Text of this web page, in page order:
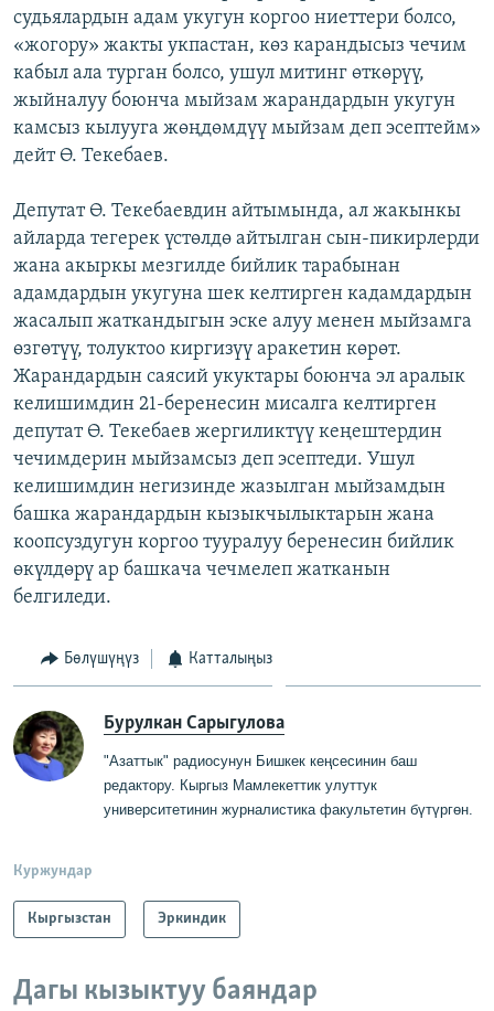
судьялардын адам укугун коргоо ниеттери болсо,
«жогору» жакты укпастан, көз карандысыз чечим
кабыл ала турган болсо, ушул митинг өткөрүү,
жыйналуу боюнча мыйзам жарандардын укугун
камсыз кылууга жөңдөмдүү мыйзам деп эсептейм»
дейт Ө. Текебаев.
Депутат Ө. Текебаевдин айтымында, ал жакынкы
айларда тегерек үстөлдө айтылган сын-пикирлерди
жана акыркы мезгилде бийлик тарабынан
адамдардын укугуна шек келтирген кадамдардын
жасалып жаткандыгын эске алуу менен мыйзамга
өзгөтүү, толуктоо киргизүү аракетин көрөт.
Жарандардын саясий укуктары боюнча эл аралык
келишимдин 21-беренесин мисалга келтирген
депутат Ө. Текебаев жергиликтүү кеңештердин
чечимдерин мыйзамсыз деп эсептеди. Ушул
келишимдин негизинде жазылган мыйзамдын
башка жарандардын кызыкчылыктарын жана
коопсуздугун коргоо тууралуу беренесин бийлик
өкүлдөрү ар башкача чечмелеп жатканын
белгиледи.
Бөлүшүңүз Катталыңыз
Бурулкан Сарыгулова
"Азаттык" радиосунун Бишкек кеңсесинин баш
редактору. Кыргыз Мамлекеттик улуттук
университетинин журналистика факультетин бүтүргөн.
Куржундар
Кыргызстан Эркиндик
Дагы кызыктуу баяндар